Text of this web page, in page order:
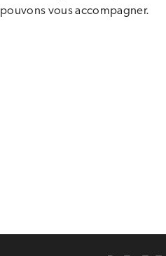
pouvons vous accompagner.